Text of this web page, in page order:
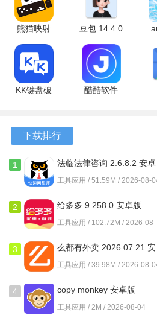
放奖励池供参与者共同分享。
2、通信缴费过程中自动匹配当前
高通常享受的返利比例也相应提升
3、理财板块会依据市场动态推送
部分项目还设有活动期额外收益加
1、支持全国主要城市的水电燃气
自动同步并提醒待支付项目。
2、信用卡还款功能兼容多数主流
任何跨行手续费。
3、电子券中心汇集了电商代金券
扣券等多种虚拟权益商品。
4、保险服务模块提供意外险、账
购买流程简化且条款清晰易懂。
使用教程
熊猫映射
6.5 安卓版
豆包 14.4.0
最新版
KK键盘破
安卓版
酷酷软件
下载排行
1
法临法律咨询 2.6.8.2 安卓
版
工具应用 / 51.59M / 2026-08-
2 给多多 9.258.0 安卓版
工具应用 / 102.72M / 2026-08-
3
么都有外卖 2026.07.21 安
卓版
工具应用 / 39.98M / 2026-08-
4 copy monkey 安卓版
工具应用 / 2M / 2026-08-04